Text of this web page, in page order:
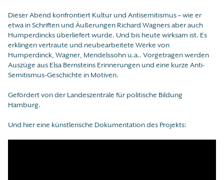
Dieser Abend konfrontiert Kultur und Antisemitismus – wie er
etwa in Schriften und Äußerungen Richard Wagners aber auch
Humperdincks überliefert wurde. Und bis heute wirksam ist. Es
erklingen vertraute und neubearbeitete Werke von
Humperdinck, Wagner, Mendelssohn u.a.. Vorgetragen werden
Auszüge aus Elsa Bernsteins Erinnerungen und eine kurze Anti-
Semitismus-Geschichte in Motiven.
Gefördert von der Landeszentrale für politische Bildung
Hamburg.
Und hier eine künstlerische Dokumentation des Projekts: